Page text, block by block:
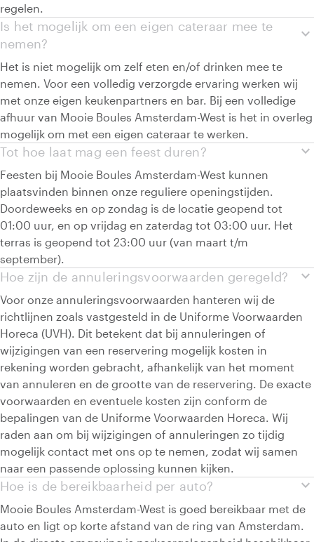
regelen.
expand_more
Is het mogelijk om een eigen cateraar mee te
nemen?
Het is niet mogelijk om zelf eten en/of drinken mee te
nemen. Voor een volledig verzorgde ervaring werken wij
met onze eigen keukenpartners en bar. Bij een volledige
afhuur van Mooie Boules Amsterdam-West is het in overleg
mogelijk om met een eigen cateraar te werken.
expand_more
Tot hoe laat mag een feest duren?
Feesten bij Mooie Boules Amsterdam-West kunnen
plaatsvinden binnen onze reguliere openingstijden.
Doordeweeks en op zondag is de locatie geopend tot
01:00 uur, en op vrijdag en zaterdag tot 03:00 uur. Het
terras is geopend tot 23:00 uur (van maart t/m
september).
expand_more
Hoe zijn de annuleringsvoorwaarden geregeld?
Voor onze annuleringsvoorwaarden hanteren wij de
richtlijnen zoals vastgesteld in de Uniforme Voorwaarden
Horeca (UVH). Dit betekent dat bij annuleringen of
wijzigingen van een reservering mogelijk kosten in
rekening worden gebracht, afhankelijk van het moment
van annuleren en de grootte van de reservering. De exacte
voorwaarden en eventuele kosten zijn conform de
bepalingen van de Uniforme Voorwaarden Horeca. Wij
raden aan om bij wijzigingen of annuleringen zo tijdig
mogelijk contact met ons op te nemen, zodat wij samen
naar een passende oplossing kunnen kijken.
expand_more
Hoe is de bereikbaarheid per auto?
Mooie Boules Amsterdam-West is goed bereikbaar met de
auto en ligt op korte afstand van de ring van Amsterdam.